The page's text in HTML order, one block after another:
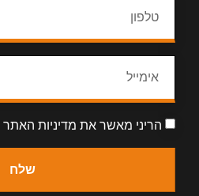
הריני מאשר את מדיניות האתר
שלח